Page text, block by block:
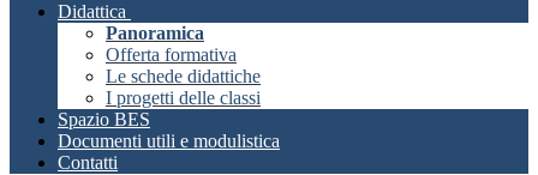
Didattica
Panoramica
Offerta formativa
Le schede didattiche
I progetti delle classi
Spazio BES
Documenti utili e modulistica
Contatti